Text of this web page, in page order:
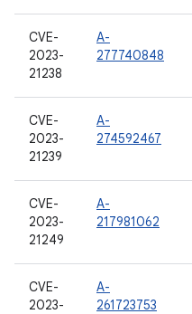
CVE-
2023-
21238
A-
277740848
CVE-
2023-
21239
A-
274592467
CVE-
2023-
21249
A-
217981062
CVE-
2023-
A-
261723753